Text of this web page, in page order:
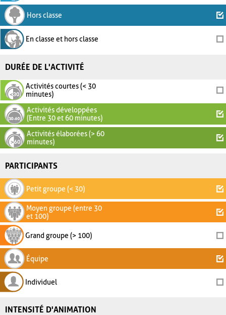
Hors classe
En classe et hors classe
DURÉE DE L'ACTIVITÉ
Activités courtes (< 30
minutes)
Activités développées
(Entre 30 et 60 minutes)
Activités élaborées (> 60
minutes)
PARTICIPANTS
Petit groupe (< 30)
Moyen groupe (entre 30
et 100)
Grand groupe (> 100)
Équipe
Individuel
INTENSITÉ D'ANIMATION